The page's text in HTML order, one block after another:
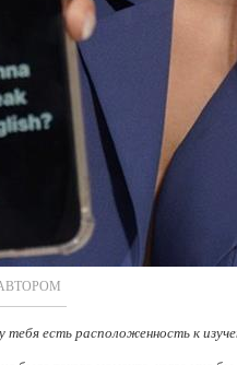
есть расположенность к